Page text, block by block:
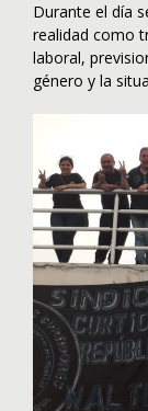
Durante el día
realidad como
laboral,
género y la